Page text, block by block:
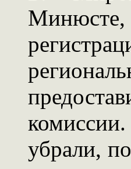
Минюсте,
убрали,